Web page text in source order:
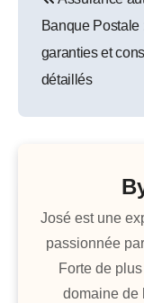
de
l’article
Banque Postale
garanties et
détaillés
José est une
passionnée
Forte de
domaine de